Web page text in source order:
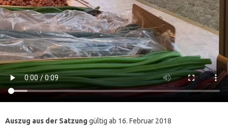
Auszug aus der Satzung gültig ab 16. Februar 2018